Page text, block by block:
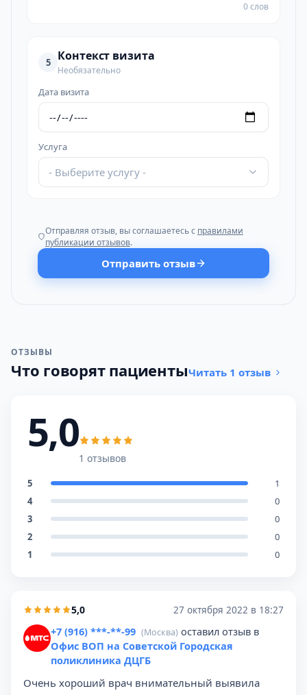
0 слов
5 Контекст визита
Необязательно
Дата визита
Услуга
- Выберите услугу -
Отправляя отзыв, вы соглашаетесь с правилами
публикации отзывов.
Отправить отзыв
ОТЗЫВЫ
Что говорят пациентыЧитать 1 отзыв
5,0
1 отзывов
5
1
4
0
3
0
2
0
1
0
5,0 27 октября 2022 в 18:27
+7 (916) ***-**-99 (Москва) оставил отзыв в
Офис ВОП на Советской Городская
поликлиника ДЦГБ
Очень хороший врач внимательный выявила